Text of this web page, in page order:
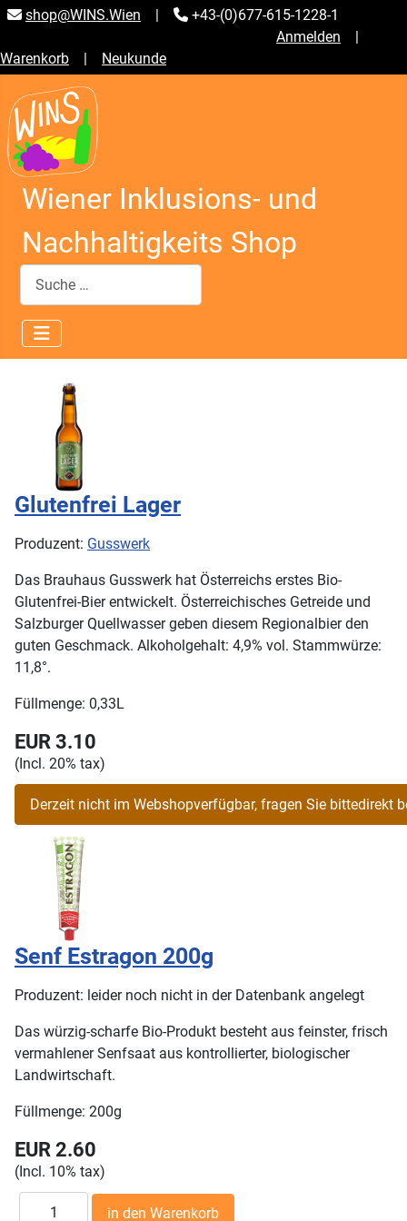
shop@WINS.Wien |
+43-(0)677-615-1228-1
Anmelden |
Warenkorb | Neukunde
Wiener Inklusions- und
Nachhaltigkeits Shop
Suchen
Glutenfrei Lager
Produzent: Gusswerk
Das Brauhaus Gusswerk hat Österreichs erstes Bio-
Glutenfrei-Bier entwickelt. Österreichisches Getreide und
Salzburger Quellwasser geben diesem Regionalbier den
guten Geschmack. Alkoholgehalt: 4,9% vol. Stammwürze:
11,8°.
Füllmenge: 0,33L
EUR 3.10
(Incl. 20% tax)
Senf Estragon 200g
Produzent: leider noch nicht in der Datenbank angelegt
Das würzig-scharfe Bio-Produkt besteht aus feinster, frisch
vermahlener Senfsaat aus kontrollierter, biologischer
Landwirtschaft.
Füllmenge: 200g
EUR 2.60
(Incl. 10% tax)